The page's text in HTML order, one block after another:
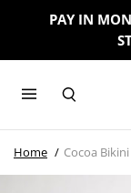
PAY IN
Home Cocoa